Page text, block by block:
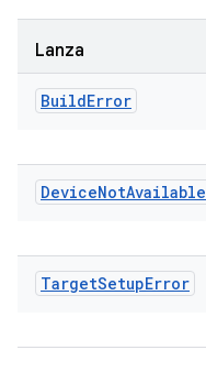
Lanza
BuildError
DeviceNotAvailable
TargetSetupError